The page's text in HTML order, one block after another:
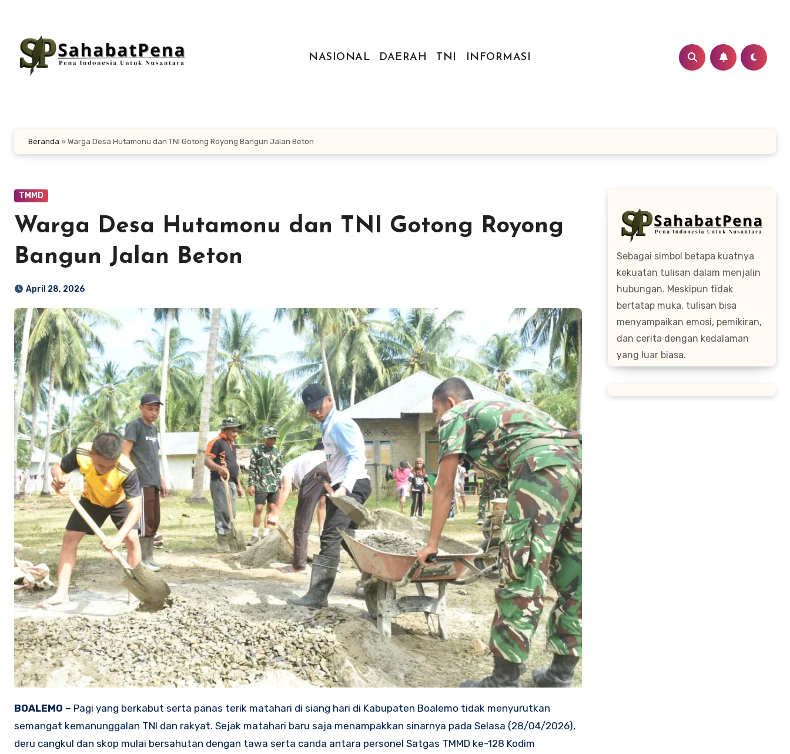
konten
NASIONAL
DAERAH TNI INFORMASI
Beranda » Warga Desa Hutamonu dan TNI Gotong Royong Bangun Jalan Beton
TMMD
Warga Desa Hutamonu dan TNI Gotong Royong
Bangun Jalan Beton
April 28, 2026
BOALEMO – Pagi yang berkabut serta panas terik matahari di siang hari di Kabupaten Boalemo tidak menyurutkan
semangat kemanunggalan TNI dan rakyat. Sejak matahari baru saja menampakkan sinarnya pada Selasa (28/04/2026),
deru cangkul dan skop mulai bersahutan dengan tawa serta canda antara personel Satgas TMMD ke-128 Kodim
Sebagai simbol betapa kuatnya
kekuatan tulisan dalam menjalin
hubungan. Meskipun tidak
bertatap muka, tulisan bisa
menyampaikan emosi, pemikiran,
dan cerita dengan kedalaman
yang luar biasa.